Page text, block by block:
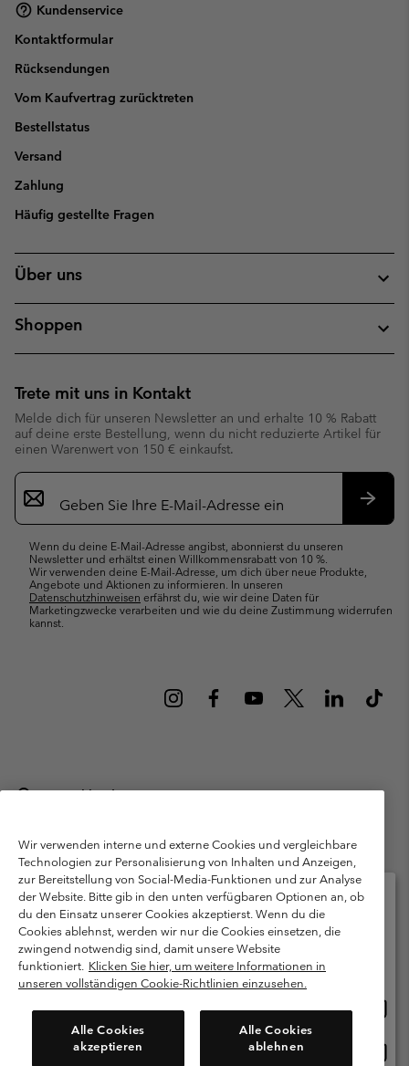
Kundenservice
Kontaktformular
Rücksendungen
Vom Kaufvertrag zurücktreten
Bestellstatus
Versand
Zahlung
Häufig gestellte Fragen
Über uns
Shoppen
Trete mit uns in Kontakt
Melde dich für unseren Newsletter an und erhalte 10 % Rabatt
auf deine erste Bestellung, wenn du nicht reduzierte Artikel für
einen Warenwert von 150 € einkaufst.
Newsletter-
Anmeldung
Wenn du deine E-Mail-Adresse angibst, abonnierst du unseren
Newsletter und erhältst einen Willkommensrabatt von 10 %.
Wir verwenden deine E-Mail-Adresse, um dich über neue Produkte,
Angebote und Aktionen zu informieren. In unseren
Datenschutzhinweisen erfährst du, wie wir deine Daten für
Marketingzwecke verarbeiten und wie du deine Zustimmung widerrufen
kannst.
Deutschland
München Deutschland. Alle Rechte vorbehalten.
Nutzungsbedingungen
Allgemeine Verkaufsbedingungen
Garantie
Datenschutzerklärung
Bestimmungen und Bedingungen des Mitglieder Programms
Nutzungsbedingungen Für Nutzergenerierte Inhalte
Cookies
Public CBCR
Kundenservice: Mo- Fr. 9:00 - 13:00 & 14:00- 18:00 Uhr
(+)498912081004
Wir verwenden interne und externe Cookies und vergleichbare
Technologien zur Personalisierung von Inhalten und Anzeigen,
zur Bereitstellung von Social-Media-Funktionen und zur Analyse
der Website. Bitte gib in den unten verfügbaren Optionen an, ob
du den Einsatz unserer Cookies akzeptierst. Wenn du die
Cookies ablehnst, werden wir nur die Cookies einsetzen, die
zwingend notwendig sind, damit unsere Website
funktioniert. Klicken Sie hier, um weitere Informationen in
unseren vollständigen Cookie-Richtlinien einzusehen.
Alle Cookies
akzeptieren
Alle Cookies
ablehnen
Bitte wählen Sie Ihr Lieferland und Ihre Sprache
Online-Einkauf verfügbar
Deutschland